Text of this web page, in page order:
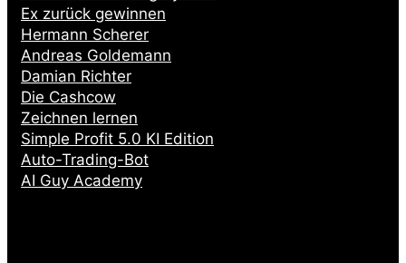
Ex zurück gewinnen
Hermann Scherer
Andreas Goldemann
Damian Richter
Die Cashcow
Zeichnen lernen
Simple Profit 5.0 KI Edition
Auto-Trading-Bot
AI Guy Academy